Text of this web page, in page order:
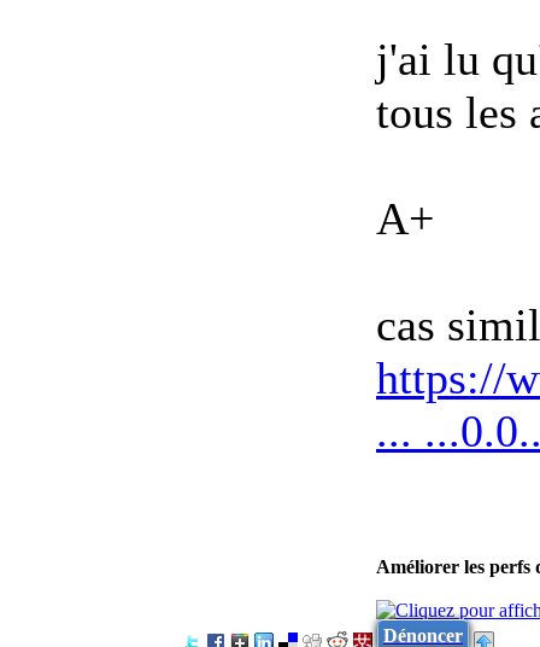
j'ai lu
tous les
A+
cas
https://
...
Améliorer les perfs
Dénoncer